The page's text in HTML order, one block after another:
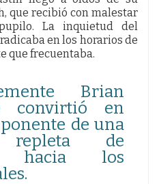
que recibió con malestar
La inquietud del
en los horarios de
que frecuentaba.
Brian
convirtió en
de una
repleta de
hacia los